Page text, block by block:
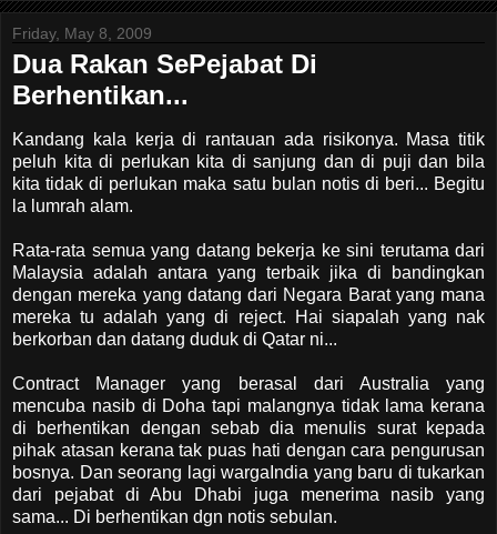
Friday, May 8, 2009
Dua Rakan SePejabat Di
Berhentikan...
Kandang kala kerja di rantauan ada risikonya. Masa titik
peluh kita di perlukan kita di sanjung dan di puji dan bila
kita tidak di perlukan maka satu bulan notis di beri... Begitu
la lumrah alam.
Rata-rata semua yang datang bekerja ke sini terutama dari
Malaysia adalah antara yang terbaik jika di bandingkan
dengan mereka yang datang dari Negara Barat yang mana
mereka tu adalah yang di reject. Hai siapalah yang nak
berkorban dan datang duduk di Qatar ni...
Contract Manager yang berasal dari Australia yang
mencuba nasib di Doha tapi malangnya tidak lama kerana
di berhentikan dengan sebab dia menulis surat kepada
pihak atasan kerana tak puas hati dengan cara pengurusan
bosnya. Dan seorang lagi wargaIndia yang baru di tukarkan
dari pejabat di Abu Dhabi juga menerima nasib yang
sama... Di berhentikan dgn notis sebulan.